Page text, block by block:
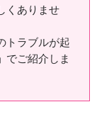
くありませ
トラブルが起
でご紹介しま